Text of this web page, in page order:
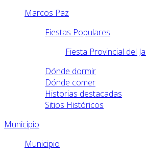
Marcos Paz
Fiestas Populares
Fiesta Provincial del
Dónde dormir
Dónde comer
Historias destacadas
Sitios Históricos
Municipio
Municipio